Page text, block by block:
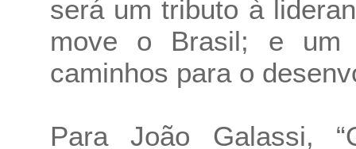
será um tributo à
move o Brasil; e um
caminhos para o
Para João Galassi,